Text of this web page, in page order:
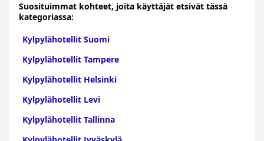
Barbuda | Kylpylähotellit St. Lucia | Kylpylähotellit Turks-
ja Caicossaaret
Guadeloupe | Kylpylähotellit Grenada
Neitsytsaaret | Kylpylähotellit Haiti
Trinidad ja Tobago
Kylpylähotellit Saint Kitts ja
Nevis | Kylpylähotellit Martinique
Dominica |
Kylpylähotellit Saint
Barthelemy | Kylpylähotellit
Caymansaaret | Kylpylähotellit Saint Vincent ja
Grenadiinit | Kylpylähotellit Yhdysvaltain
Neitsytsaaret | Kylpylähotellit Anguilla
Suosituimmat kohteet, joita käyttäjät etsivät tässä
kategoriassa:
Kylpylähotellit Suomi
Kylpylähotellit Tampere
Kylpylähotellit Helsinki
Kylpylähotellit Levi
Kylpylähotellit Tallinna